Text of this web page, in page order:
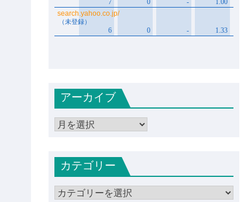
アーカイブ
ア
イ
ブ
カテゴリー
カ